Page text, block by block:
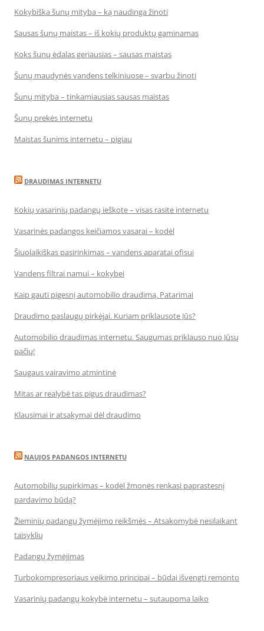
Kokybiška šunų mityba – ką naudinga žinoti
Sausas šunų maistas – iš kokių produktų gaminamas
Koks šunų ėdalas geriausias – sausas maistas
Šunų maudynės vandens telkiniuose – svarbu žinoti
Šunų mityba – tinkamiausias sausas maistas
Šunų prekės internetu
Maistas šunims internetu – pigiau
DRAUDIMAS INTERNETU
Kokių vasarinių padangų ieškote – visas rasite internetu
Vasarinės padangos keičiamos vasarai – kodėl
Šiuolaikiškas pasirinkimas – vandens aparatai ofisui
Vandens filtrai namui – kokybei
Kaip gauti pigesnį automobilio draudimą. Patarimai
Draudimo paslaugų pirkėjai. Kuriam priklausote Jūs?
Automobilio draudimas internetu. Saugumas priklauso nuo Jūsų
pačių!
Saugaus vairavimo atmintinė
Mitas ar realybė tas pigus draudimas?
Klausimai ir atsakymai dėl draudimo
NAUJOS PADANGOS INTERNETU
Automobilių supirkimas – kodėl žmonės renkasi paprastesnį
pardavimo būdą?
Žieminių padangų žymėjimo reikšmės – Atsakomybė nesilaikant
taisyklių
Padangų žymėjimas
Turbokompresoriaus veikimo principai – būdai išvengti remonto
Vasarinių padangų kokybė internetu – sutaupoma laiko